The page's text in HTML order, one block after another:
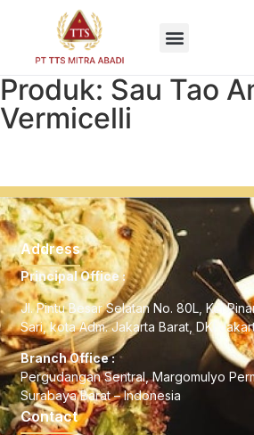
EN
Produk: Sau Tao
Vermicelli
Address
Principal Office :
Jl. Pintu Besar Selatan No. 80L, Kel
Sari, kota Adm. Jakarta Barat, DKI
Branch Office :
Pergudangan Sentral, Margomulyo
Surabaya Barat – Indonesia
Contact